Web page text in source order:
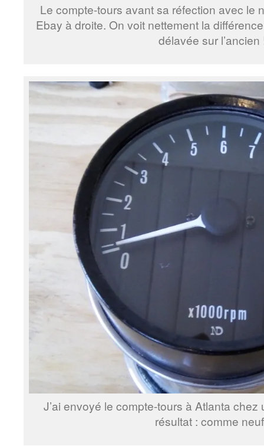
Le compte-tours avant sa réfection avec le
Ebay à droite. On voit nettement la
délavée sur l’ancien
J’ai envoyé le compte-tours à Atlanta
résultat : comme